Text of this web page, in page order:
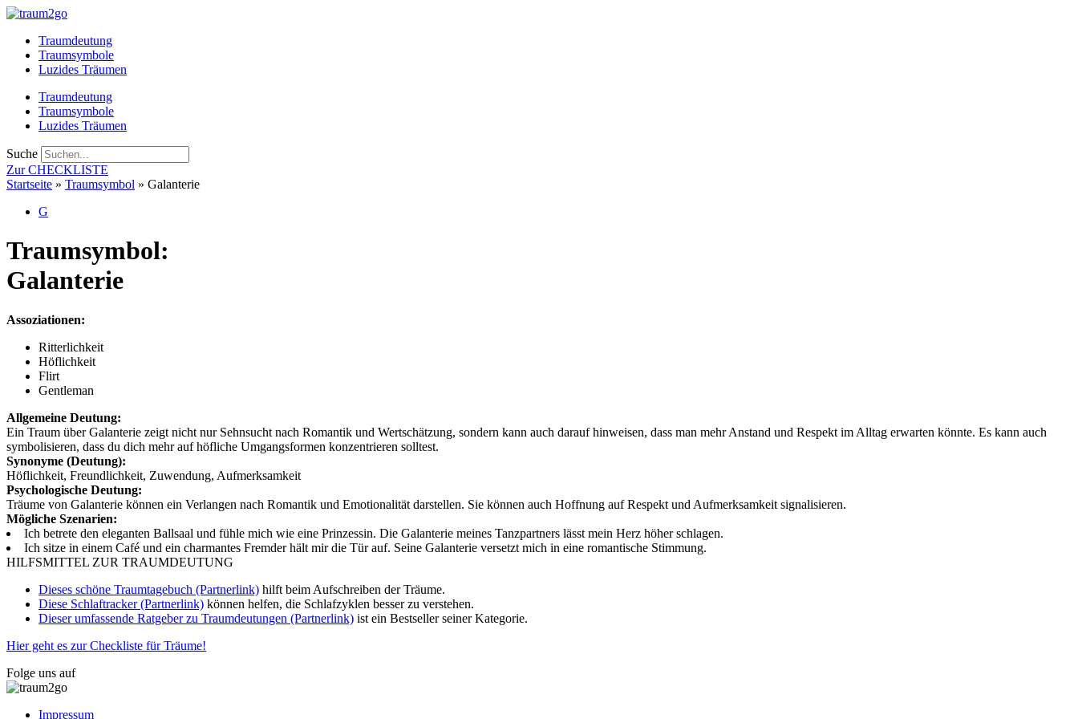
Zum
springenTraumdeutung
Traumsymbole
Luzides Träumen
Traumdeutung
Traumsymbole
Luzides Träumen
Suche
Zur CHECKLISTE
Startseite » Traumsymbol » Galanterie
G
Traumsymbol:
Galanterie
Assoziationen:
Ritterlichkeit
Höflichkeit
Flirt
Gentleman
Allgemeine Deutung:
Ein Traum über Galanterie zeigt nicht nur Sehnsucht nach Romantik und Wertschätzung, sondern kann auch darauf hinweisen, dass man mehr Anstand und Respekt im Alltag erwarten könnte. Es kann auch
symbolisieren, dass du dich mehr auf höfliche Umgangsformen konzentrieren solltest.
Synonyme (Deutung):
Höflichkeit, Freundlichkeit, Zuwendung, Aufmerksamkeit
Psychologische Deutung:
Träume von Galanterie können ein Verlangen nach Romantik und Emotionalität darstellen. Sie können auch Hoffnung auf Respekt und Aufmerksamkeit signalisieren.
Mögliche Szenarien:
Ich betrete den eleganten Ballsaal und fühle mich wie eine Prinzessin. Die Galanterie meines Tanzpartners lässt mein Herz höher schlagen.
Ich sitze in einem Café und ein charmantes Fremder hält mir die Tür auf. Seine Galanterie versetzt mich in eine romantische Stimmung.
HILFSMITTEL ZUR TRAUMDEUTUNG
Dieses schöne Traumtagebuch (Partnerlink) hilft beim Aufschreiben der Träume.
Diese Schlaftracker (Partnerlink) können helfen, die Schlafzyklen besser zu verstehen.
Dieser umfassende Ratgeber zu Traumdeutungen (Partnerlink) ist ein Bestseller seiner Kategorie.
Hier geht es zur Checkliste für Träume!
Folge uns auf
Impressum